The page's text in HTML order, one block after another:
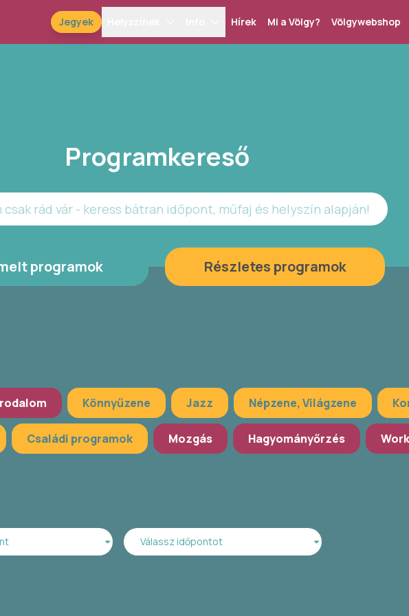
Jegyek Hírek Mi a Völgy? Völgywebshop
Programkereső
csak rád vár - keress bátran időpont, műfaj és helyszín alapján!
programok Részletes programok
Könnyűzene Jazz Népzene, Világzene
Családi programok Mozgás Hagyományőrzés
Válassz időpontot